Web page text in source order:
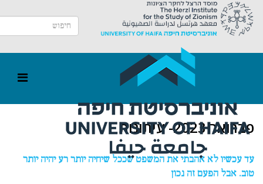
פברואר 2023- עיתונות
עד עכשיו לא אהבתי את המשפט שככל שיחיה יותר רע יהיה יותר
טוב. אבל הפעם זה נכון